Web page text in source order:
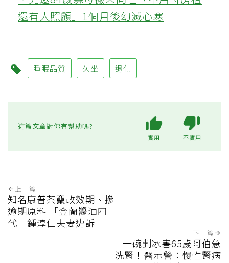
還有人照顧」1個月後幻滅心寒
睡眠品質 久坐 退化
這篇文章對你有幫助嗎?
實用 不實用
上一篇
知名康普茶竄改效期、摻
逾期原料 「金蘭醬油四
代」鍾淳仁夫妻遭訴
下一篇
一碗剉冰害65歲阿伯急
洗腎！醫示警：慢性腎病